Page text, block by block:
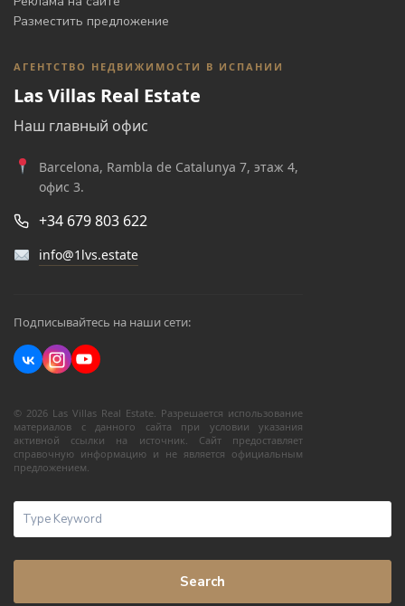
Разместить предложение
АГЕНТСТВО НЕДВИЖИМОСТИ В ИСПАНИИ
Las Villas Real Estate
Наш главный офис
Barcelona, Rambla de Catalunya 7, этаж 4,
офис 3.
+34 679 803 622
info@1lvs.estate
Подписывайтесь на наши сети:
© 2026 Las Villas Real Estate. Разрешается использование
материалов с данного сайта при условии указания
активной ссылки на источник. Сайт предоставляет
справочную информацию и не является официальным
предложением.
Search